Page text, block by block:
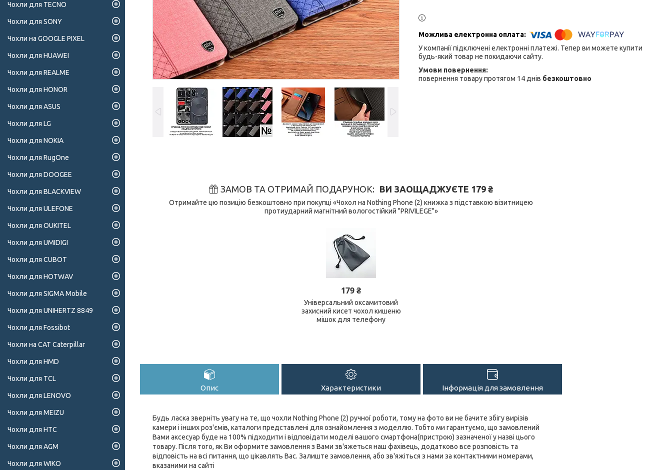
У компанії підключені електронні платежі. Тепер ви можете купити
будь-який товар не покидаючи сайту.
повернення товару протягом 14 днів безкоштовно
ЗАМОВ ТА ОТРИМАЙ ПОДАРУНОК ВИ ЗАОЩАДЖУЄТЕ 179 ₴
Отримайте цю позицію безкоштовно при покупці «Чохол на Nothing Phone (2) книжка з підставкою візитницею
протиударний магнітний вологостійкий "PRIVILEGE"»
179 ₴
Універсальний оксамитовий
захисний кисет чохол кишеню
мішок для телефону
Опис Характеристики Інформація для замовлення
Будь ласка зверніть увагу на те, що чохли Nothing Phone (2) ручної роботи, тому на фото ви не бачите збігу вирізів
камери і інших роз'ємів, каталоги представлені для ознайомлення з моделлю. Тобто ми гарантуємо, що замовлений
Вами аксесуар буде на 100% підходити і відповідати моделі вашого смартфона(пристрою) зазначеної у назві цього
товару. Після того, як Ви оформите замовлення з Вами зв'яжеться наш фахівець, додатково все розповість та
відповість на всі питання, що цікавлять Вас. Залиште замовлення, або зв'яжіться з нами за контактними номерами,
вказаними на сайті
Чохли для TECNO
Чохли для SONY
Чохли на GOOGLE PIXEL
Чохли для HUAWEI
Чохли для REALME
Чохли для HONOR
Чохли для ASUS
Чохли для LG
Чохли для NOKIA
Чохли для RugOne
Чохли для DOOGEE
Чохли для BLACKVIEW
Чохли для ULEFONE
Чохли для OUKITEL
Чохли для UMIDIGI
Чохли для CUBOT
Чохли для HOTWAV
Чохли для SIGMA Mobile
Чохли для UNIHERTZ 8849
Чохли для Fossibot
Чохли на CAT Caterpillar
Чохли для HMD
Чохли для TCL
Чохли для LENOVO
Чохли для MEIZU
Чохли для HTC
Чохли для AGM
Чохли для WIKO